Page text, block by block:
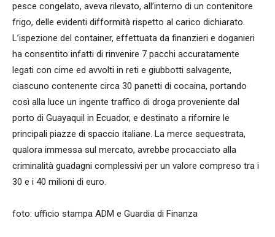
pesce congelato, aveva rilevato, all’interno di un contenitore
frigo, delle evidenti difformità rispetto al carico dichiarato.
L’ispezione del container, effettuata da finanzieri e doganieri
ha consentito infatti di rinvenire 7 pacchi accuratamente
legati con cime ed avvolti in reti e giubbotti salvagente,
ciascuno contenente circa 30 panetti di cocaina, portando
così alla luce un ingente traffico di droga proveniente dal
porto di Guayaquil in Ecuador, e destinato a rifornire le
principali piazze di spaccio italiane. La merce sequestrata,
qualora immessa sul mercato, avrebbe procacciato alla
criminalità guadagni complessivi per un valore compreso tra i
30 e i 40 milioni di euro.
foto: ufficio stampa ADM e Guardia di Finanza